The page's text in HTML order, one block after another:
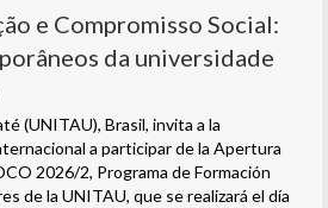
e Compromisso Social:
da universidade
(UNITAU), Brasil, invita a la
a participar de la Apertura
2026/2, Programa de Formación
de la UNITAU, que se realizará el día